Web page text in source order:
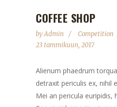
COFFEE SHOP
byAdmin
Competition
23 tammikuun, 2017
Alienum phaedrum
detraxit periculis ex, nihil
Mei an pericula euripidis,